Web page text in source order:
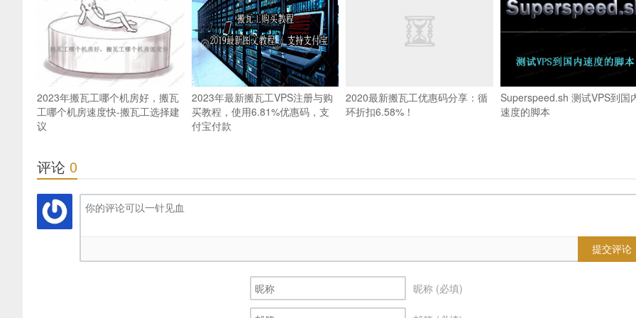
2023年搬瓦工哪个机房好，搬瓦
工哪个机房速度快-搬瓦工选择建
议
2023年最新搬瓦工VPS注册与购
买教程，使用6.81%优惠码，支
付宝付款
2020最新搬瓦工优惠码分享：循
环折扣6.58%！
Superspeed.sh 测试VPS到国
速度的脚本
评论 0
提交评论
昵称 (必填)